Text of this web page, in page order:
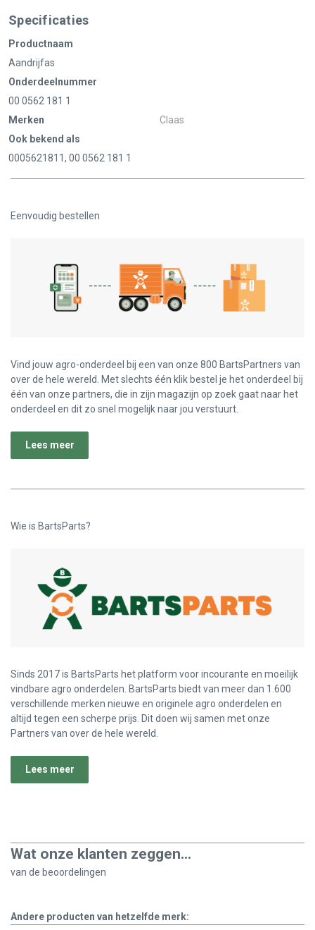
Specificaties
Productnaam
Aandrijfas
Onderdeelnummer
00 0562 181 1
Merken
Claas
Ook bekend als
0005621811, 00 0562 181 1
Eenvoudig bestellen
Vind jouw agro-onderdeel bij een van onze 800 BartsPartners van
over de hele wereld. Met slechts één klik bestel je het onderdeel bij
één van onze partners, die in zijn magazijn op zoek gaat naar het
onderdeel en dit zo snel mogelijk naar jou verstuurt.
Lees meer
Wie is BartsParts?
Sinds 2017 is BartsParts het platform voor incourante en moeilijk
vindbare agro onderdelen. BartsParts biedt van meer dan 1.600
verschillende merken nieuwe en originele agro onderdelen en
altijd tegen een scherpe prijs. Dit doen wij samen met onze
Partners van over de hele wereld.
Lees meer
Wat onze klanten zeggen...
van de beoordelingen
Andere producten van hetzelfde merk: